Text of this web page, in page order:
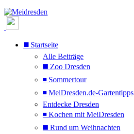
◼️ Startseite
Alle Beiträge
◼️ Zoo Dresden
◾ Sommertour
◾ MeiDresden.de-Gartentipps
Entdecke Dresden
◾ Kochen mit MeiDresden
◼️ Rund um Weihnachten